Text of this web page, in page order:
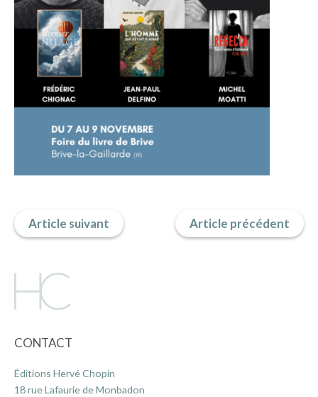
Article suivant Article précédent
CONTACT
Éditions Hervé Chopin
18 rue Lafaurie de Monbadon